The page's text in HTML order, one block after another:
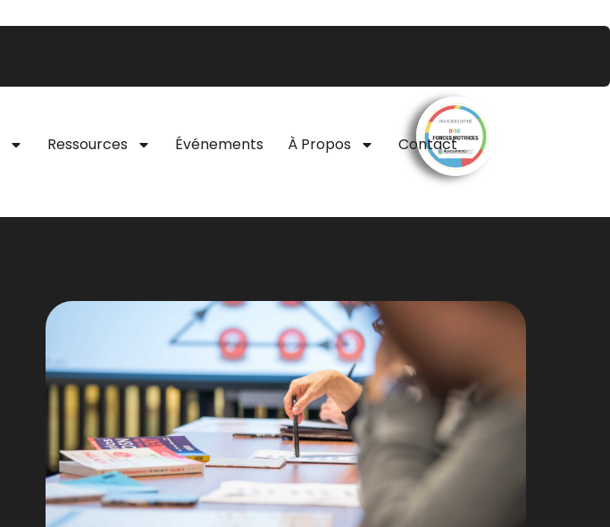
Ressources Événements À Propos Contact